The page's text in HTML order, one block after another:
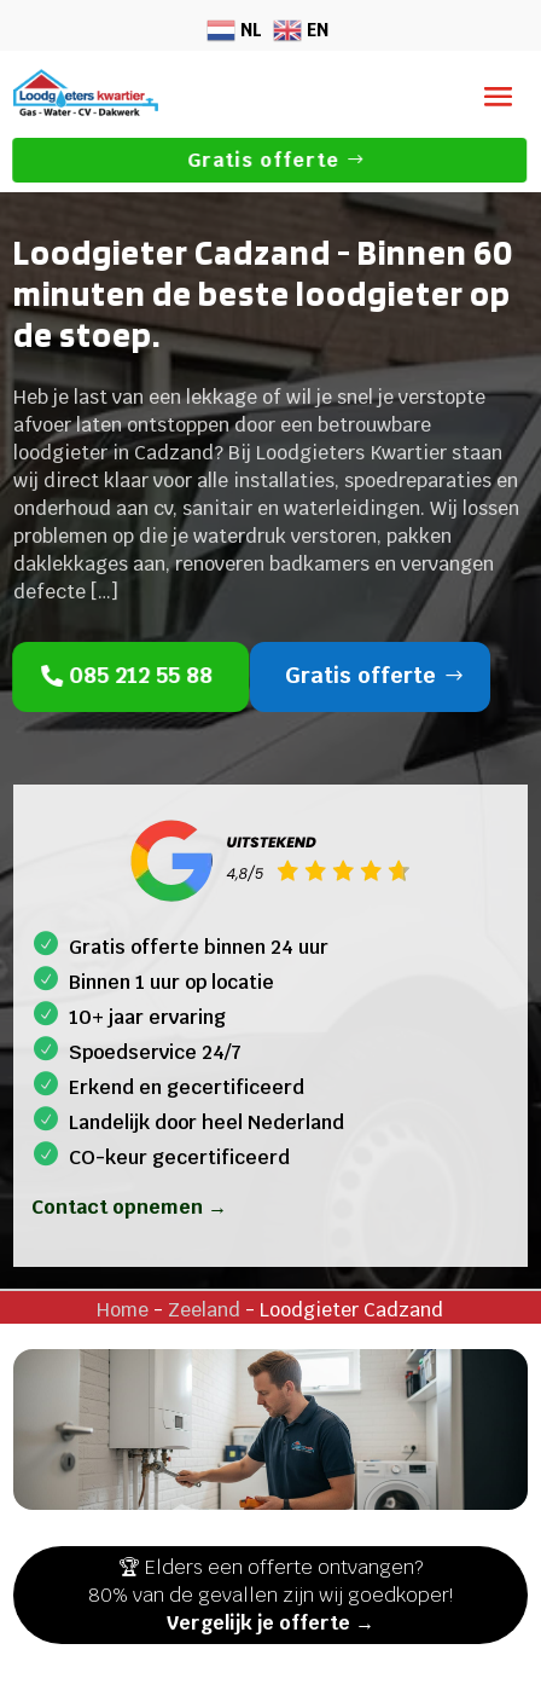
NL EN
Gratis offerte
Loodgieter Cadzand - Binnen 60
minuten de beste loodgieter op
de stoep.
Heb je last van een lekkage of wil je snel je verstopte
afvoer laten ontstoppen door een betrouwbare
loodgieter in Cadzand? Bij Loodgieters Kwartier staan
wij direct klaar voor alle installaties, spoedreparaties en
onderhoud aan cv, sanitair en waterleidingen. Wij lossen
problemen op die je waterdruk verstoren, pakken
daklekkages aan, renoveren badkamers en vervangen
defecte […]
085 212 55 88 Gratis offerte
Gratis offerte binnen 24 uur
Binnen 1 uur op locatie
10+ jaar ervaring
Spoedservice 24/7
Erkend en gecertificeerd
Landelijk door heel Nederland
CO-keur gecertificeerd
Contact opnemen →
Home - Zeeland - Loodgieter Cadzand
🏆 Elders een offerte ontvangen?
80% van de gevallen zijn wij goedkoper!
Vergelijk je offerte →